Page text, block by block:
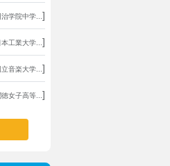
学院中学... ]
本工業大学... ]
立音楽大学... ]
女子高等... ]